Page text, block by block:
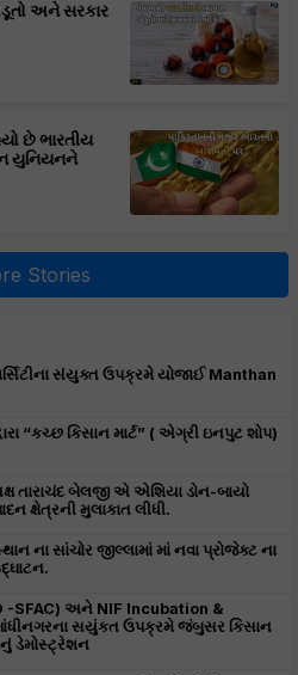
અને સરકાર
છે ભારતીય
યુનિયનને
Stories
સંયુક્ત ઉપક્રમે યોજાઈ Manthan
“કચ્છ કિસાન માર્ટ” ( એગ્રી ઇનપુટ શોપ)
તારાચંદ બેલજી એ એશિયા ડોન-બાયો
ક્ષેત્રની મુલાકાત લીધી.
ના સાંચોર જીલ્લામાં માં નવા પ્રોજેક્ટ ના
-SFAC) અને NIF Incubation &
સયુંકત ઉપક્રમે જંબુસર કિસાન
ડેમોસ્ટ્રેશન